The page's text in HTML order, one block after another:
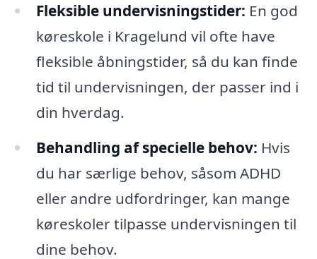
Fleksible undervisningstider: En god
køreskole i Kragelund vil ofte have
fleksible åbningstider, så du kan finde
tid til undervisningen, der passer ind i
din hverdag.
Behandling af specielle behov: Hvis
du har særlige behov, såsom ADHD
eller andre udfordringer, kan mange
køreskoler tilpasse undervisningen til
dine behov.